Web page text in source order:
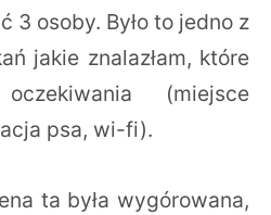
3 osoby. Było to jedno z
jakie znalazłam, które
(miejsce
psa, wi-fi).
ta była wygórowana,